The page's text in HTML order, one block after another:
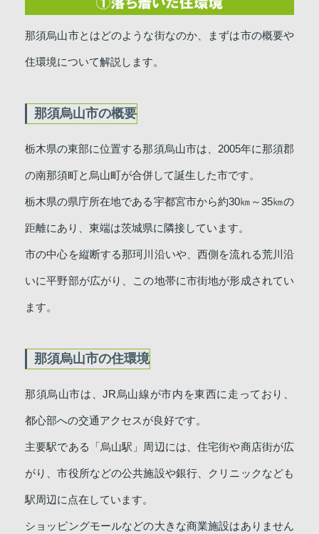
那須烏山市とはどのような街なのか、まずは市の概要や
住環境について解説します。
那須烏山市の概要
栃木県の東部に位置する那須烏山市は、2005年に那須郡
の南那須町と烏山町が合併して誕生した市です。
栃木県の県庁所在地である宇都宮市から約30㎞～35㎞の
距離にあり、東端は茨城県に隣接しています。
市の中心を縦断する那珂川沿いや、西側を流れる荒川沿
いに平野部が広がり、この地帯に市街地が形成されてい
ます。
那須烏山市の住環境
那須烏山市は、JR烏山線が市内を東西に走っており、
都心部への交通アクセスが良好です。
主要駅である「烏山駅」周辺には、住宅街や商店街が広
がり、市役所などの公共施設や銀行、クリニックなども
駅周辺に点在しています。
ショッピングモールなどの大きな商業施設はありません